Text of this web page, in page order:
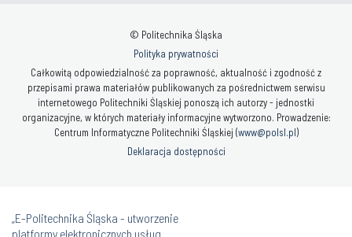
© Politechnika Śląska
Polityka prywatności
Całkowitą odpowiedzialność za poprawność, aktualność i zgodność z
przepisami prawa materiałów publikowanych za pośrednictwem serwisu
internetowego Politechniki Śląskiej ponoszą ich autorzy - jednostki
organizacyjne, w których materiały informacyjne wytworzono. Prowadzenie:
Centrum Informatyczne Politechniki Śląskiej (www@polsl.pl)
Deklaracja dostępności
„E-Politechnika Śląska - utworzenie
platformy elektronicznych usług